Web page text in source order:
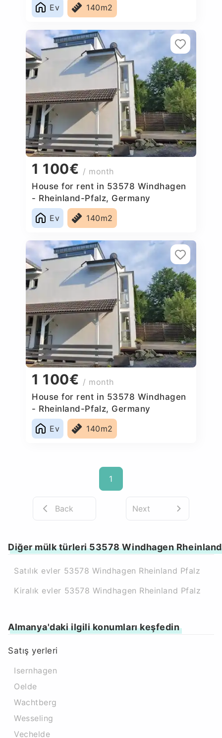
Ev
140m2
1 100€ / month
House for rent in 53578 Windhagen
- Rheinland-Pfalz, Germany
Ev
140m2
1 100€ / month
House for rent in 53578 Windhagen
- Rheinland-Pfalz, Germany
Ev
140m2
1
Back Next
Diğer mülk türleri 53578 Windhagen
Satılık evler 53578 Windhagen Rheinland Pfalz
Kiralık evler 53578 Windhagen Rheinland Pfalz
Almanya'daki ilgili konumları keşfedin
Satış yerleri
Isernhagen
Oelde
Wachtberg
Wesseling
Vechelde